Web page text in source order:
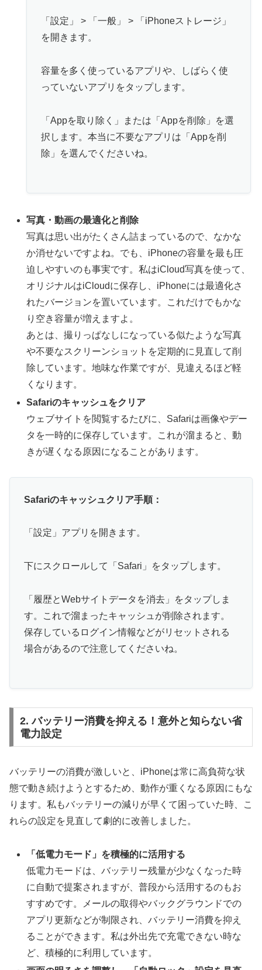
「設定」 > 「一般」 > 「iPhoneストレージ」
を開きます。
容量を多く使っているアプリや、しばらく使
っていないアプリをタップします。
「Appを取り除く」または「Appを削除」を選
択します。本当に不要なアプリは「Appを削
除」を選んでくださいね。
写真・動画の最適化と削除
写真は思い出がたくさん詰まっているので、なかな
か消せないですよね。でも、iPhoneの容量を最も圧
迫しやすいのも事実です。私はiCloud写真を使って、
オリジナルはiCloudに保存し、iPhoneには最適化さ
れたバージョンを置いています。これだけでもかな
り空き容量が増えますよ。
あとは、撮りっぱなしになっている似たような写真
や不要なスクリーンショットを定期的に見直して削
除しています。地味な作業ですが、見違えるほど軽
くなります。
Safariのキャッシュをクリア
ウェブサイトを閲覧するたびに、Safariは画像やデー
タを一時的に保存しています。これが溜まると、動
きが遅くなる原因になることがあります。
Safariのキャッシュクリア手順：
「設定」アプリを開きます。
下にスクロールして「Safari」をタップします。
「履歴とWebサイトデータを消去」をタップしま
す。これで溜まったキャッシュが削除されます。
保存しているログイン情報などがリセットされる
場合があるので注意してくださいね。
2. バッテリー消費を抑える！意外と知らない省
電力設定
バッテリーの消費が激しいと、iPhoneは常に高負荷な状
態で動き続けようとするため、動作が重くなる原因にもな
ります。私もバッテリーの減りが早くて困っていた時、こ
れらの設定を見直して劇的に改善しました。
「低電力モード」を積極的に活用する
低電力モードは、バッテリー残量が少なくなった時
に自動で提案されますが、普段から活用するのもお
すすめです。メールの取得やバックグラウンドでの
アプリ更新などが制限され、バッテリー消費を抑え
ることができます。私は外出先で充電できない時な
ど、積極的に利用しています。